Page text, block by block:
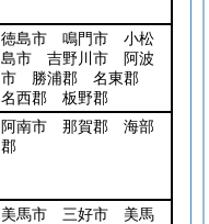
徳島市 鳴門市 小松
島市 吉野川市 阿波
市 勝浦郡 名東郡
名西郡 板野郡
阿南市 那賀郡 海部
郡
美馬市 三好市 美馬